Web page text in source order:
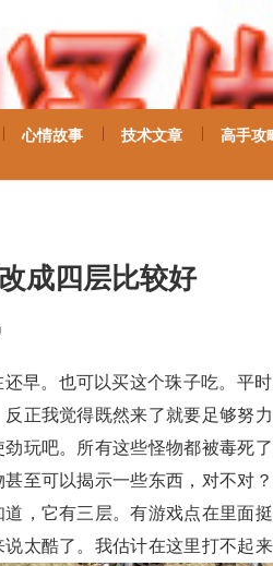
心情故事 技术文章
高手攻
成四层比较好
早。也可以买这个珠子吃。平
正我觉得既然来了就要足够努
玩吧。所有这些怪物都被毒死
至可以揭示一些东西，对不对
，它有三层。有游戏点在里面
太酷了。我估计在这里打不起